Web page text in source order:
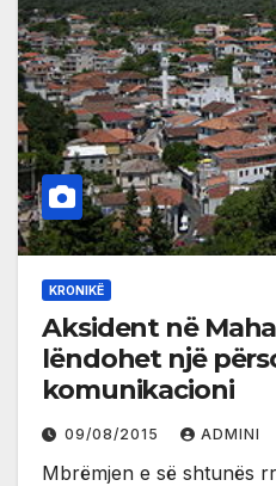
KRONIKË
Aksident në
lëndohet një
komunikacioni
09/08/2015 ADMINI
Mbrëmjen e së shtunës